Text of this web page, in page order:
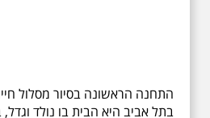
התחנה הראשונה בסיור מסלול